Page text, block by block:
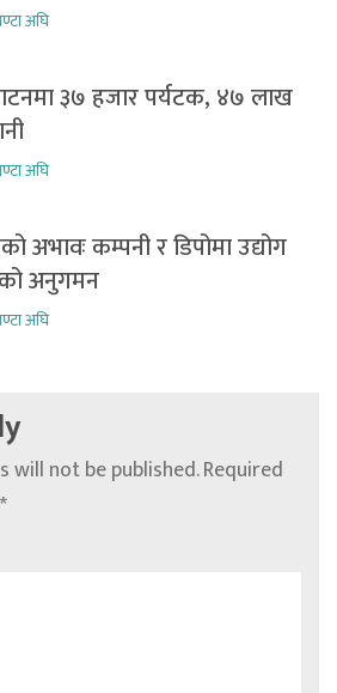
अघि
३७ हजार पर्यटक, ४७ लाख
अघि
अभावः कम्पनी र डिपोमा उद्योग
अनुगमन
अघि
will not be published.Required
*